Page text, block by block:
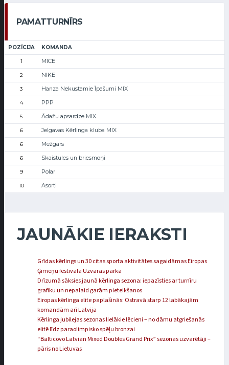
PAMATTURNĪRS
POZĪCIJA KOMANDA
1 MICE
2 NIKE
3 Hanza Nekustamie Īpašumi MIX
4 PPP
5 Ādažu apsardze MIX
6 Jelgavas Kērlinga kluba MIX
6 Mežgars
6 Skaistules un briesmoņi
9 Polar
10 Asorti
JAUNĀKIE IERAKSTI
Grīdas kērlings un 30 citas sporta aktivitātes sagaidāmas Eiropas
Ģimeņu festivālā Uzvaras parkā
Drīzumā sāksies jaunā kērlinga sezona: iepazīsties ar turnīru
grafiku un nepalaid garām pieteikšanos
Eiropas kērlinga elite paplašinās: Ostravā starp 12 labākajām
komandām arī Latvija
Kērlinga jubilejas sezonas lielākie lēcieni – no dāmu atgriešanās
elitē līdz paraolimpisko spēļu bronzai
“Balticovo Latvian Mixed Doubles Grand Prix” sezonas uzvarētāji –
pāris no Lietuvas